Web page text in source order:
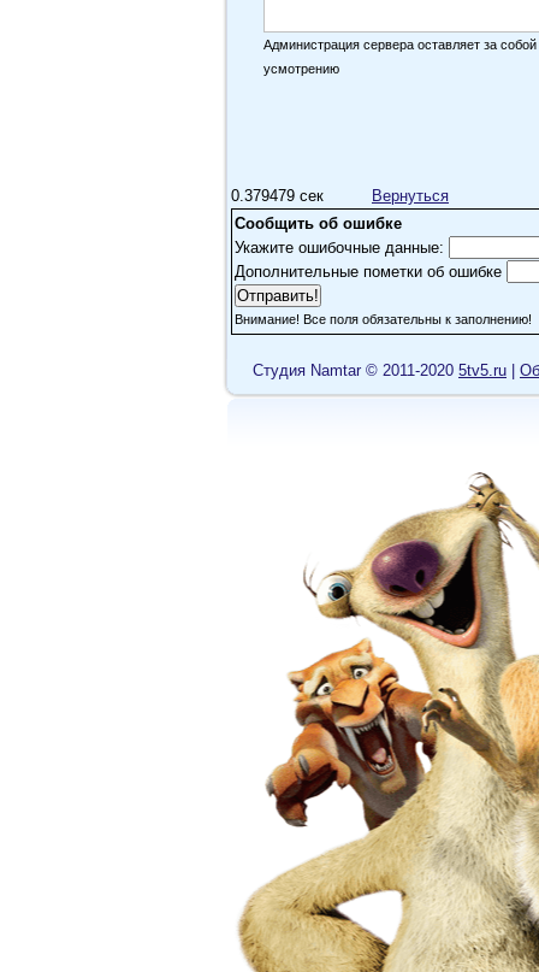
Администрация сервера оставляет за
усмотрению
0.379479 сек
Вернуться
Сообщить об ошибке
Укажите ошибочные данные:
Дополнительные пометки об ошибке
Внимание! Все поля обязательны к заполнению!
Cтудия Namtar © 2011-2020 5tv5.ru